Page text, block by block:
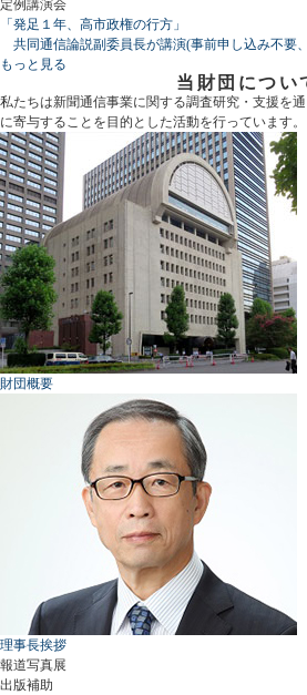
定例講演会
「発足１年、高市政権の行方」
共同通信論説副委員長が講演(事前申し込み不要
もっと見る
当財団につい
私たちは新聞通信事業に関する調査研究・支援を
に寄与することを目的とした活動を行っています。
財団概要
理事長挨拶
報道写真展
出版補助